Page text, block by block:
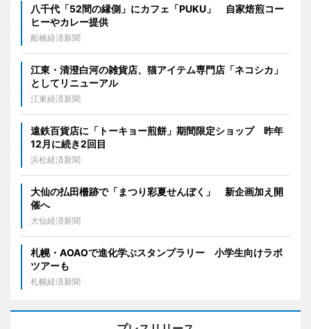
八千代「52間の縁側」にカフェ「PUKU」 自家焙煎コー
ヒーやカレー提供
船橋経済新聞
江東・清澄白河の雑貨店、猫アイテム専門店「ネコシカ」
としてリニューアル
江東経済新聞
遠鉄百貨店に「トーキョー煎餅」期間限定ショップ 昨年
12月に続き2回目
浜松経済新聞
大仙の払田柵跡で「まつり彩夏せんぼく」 新企画加え開
催へ
大仙経済新聞
札幌・AOAOで進化学ぶスタンプラリー 小学生向けラボ
ツアーも
札幌経済新聞